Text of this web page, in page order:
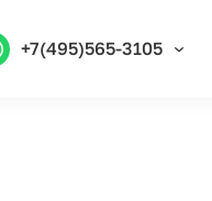
+7(495)565-3105